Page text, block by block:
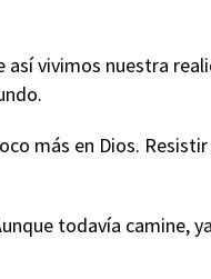
así vivimos nuestra
más en Dios.
todavía camine,